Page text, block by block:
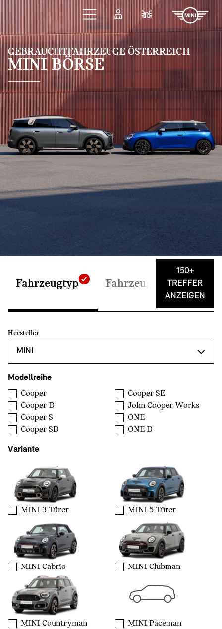
Zum Hauptinhalt springen
Anmelden
GEBRAUCHTFAHRZEUGE ÖSTERREICH
MINI BÖRSE
Fahrzeugtyp Fahrzeugdaten
150+
TREFFER
ANZEIGEN
Hersteller
Modellreihe
Cooper
Cooper D
Cooper S
Cooper SD
Cooper SE
John Cooper Works
ONE
ONE D
Variante
MINI 3-Türer MINI 5-Türer
MINI Cabrio MINI Clubman
MINI Countryman MINI Paceman